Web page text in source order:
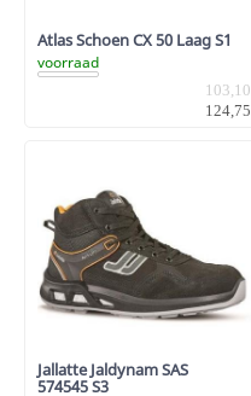
Atlas Schoen CX 50 Laag S1
voorraad
103,10
124,75
Jallatte Jaldynam SAS
574545 S3